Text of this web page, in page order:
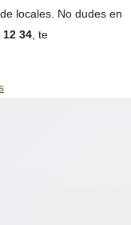
locales. No dudes en
12 34 , te